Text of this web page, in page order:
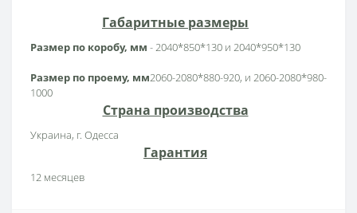
Габаритные размеры
Размер по коробу, мм - 2040*850*130 и 2040*950*130
Размер по проему, мм2060-2080*880-920, и 2060-2080*980-
1000
Страна производства
Украина, г. Одесса
Гарантия
12 месяцев